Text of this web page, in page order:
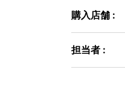
購入店舗 :
担当者 :